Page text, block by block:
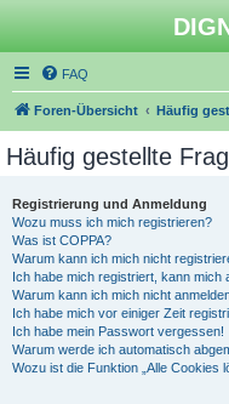
FAQ
Foren-Übersicht Häufig
Häufig gestellte
Registrierung und Anmeldung
Wozu muss ich mich registrieren?
Was ist COPPA?
Warum kann ich mich nicht
Ich habe mich registriert, kann mich
Warum kann ich mich nicht
Ich habe mich vor einiger Zeit
Ich habe mein Passwort vergessen!
Warum werde ich automatisch
Wozu ist die Funktion „Alle Cookies